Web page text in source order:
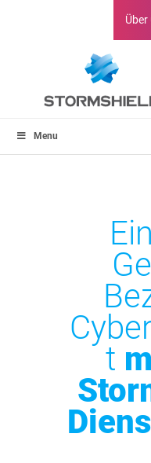
Über
Menu
t